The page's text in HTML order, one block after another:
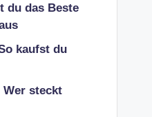
du das Beste
kaufst du
Wer steckt